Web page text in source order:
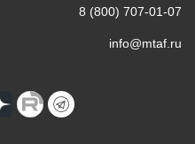
8 (800) 707-01-07
info@mtaf.ru